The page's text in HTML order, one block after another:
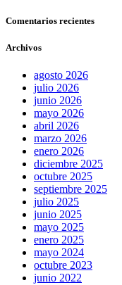
Comentarios recientes
Archivos
agosto 2026
julio 2026
junio 2026
mayo 2026
abril 2026
marzo 2026
enero 2026
diciembre 2025
octubre 2025
septiembre 2025
julio 2025
junio 2025
mayo 2025
enero 2025
mayo 2024
octubre 2023
junio 2022